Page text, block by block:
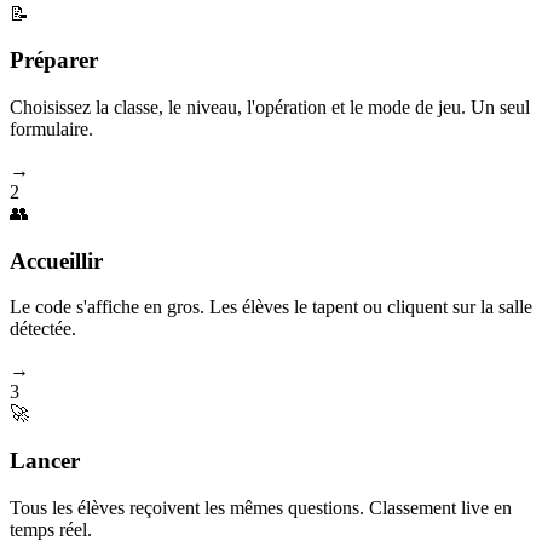
📝
Préparer
Choisissez la classe, le niveau, l'opération et le mode de jeu. Un seul
formulaire.
→
2
👥
Accueillir
Le code s'affiche en gros. Les élèves le tapent ou cliquent sur la salle
détectée.
→
3
🚀
Lancer
Tous les élèves reçoivent les mêmes questions. Classement live en
temps réel.